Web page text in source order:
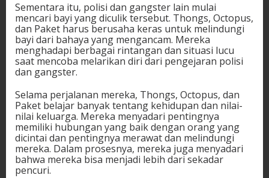
Sementara itu, polisi dan gangster lain mulai
mencari bayi yang diculik tersebut. Thongs, Octopus,
dan Paket harus berusaha keras untuk melindungi
bayi dari bahaya yang mengancam. Mereka
menghadapi berbagai rintangan dan situasi lucu
saat mencoba melarikan diri dari pengejaran polisi
dan gangster.
Selama perjalanan mereka, Thongs, Octopus, dan
Paket belajar banyak tentang kehidupan dan nilai-
nilai keluarga. Mereka menyadari pentingnya
memiliki hubungan yang baik dengan orang yang
dicintai dan pentingnya merawat dan melindungi
mereka. Dalam prosesnya, mereka juga menyadari
bahwa mereka bisa menjadi lebih dari sekadar
pencuri.